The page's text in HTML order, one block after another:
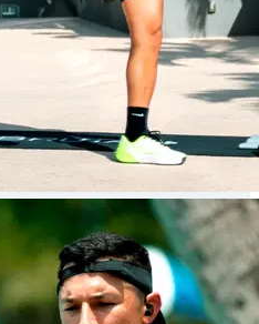
mis redes sociales con el
a mejorar su estilo de
Así nace mi marca Fit
crecieron más de lo que
de 4 millones de seguidores
de personas escribiendo a
online. Detrás de esta
sacrificio, retos y
elevar a los latinos y
EN TU MENTE. Ya viste mi
empezar a construir la